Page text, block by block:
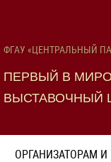
ФГАУ «ЦЕНТРАЛЬНЫЙ
ПЕРВЫЙ В
ВЫСТАВОЧНЫЙ
ОРГАНИЗАТОРАМ